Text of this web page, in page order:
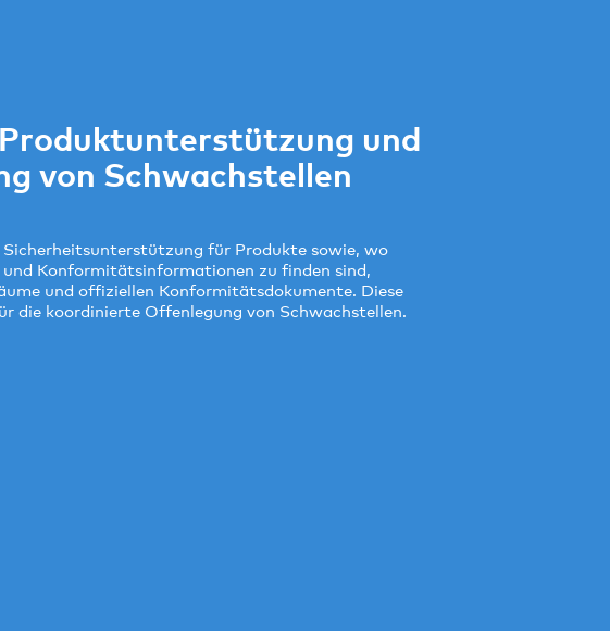
und
von Schwachstellen
für Produkte sowie, wo
Konformitätsinformationen zu finden sind,
und offiziellen Konformitätsdokumente. Diese
die koordinierte Offenlegung von Schwachstellen.